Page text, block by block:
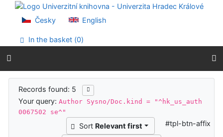
Go to content
Go to menu
Accessibility declaration
Česky English
In the basket (0)
Search results
Records found: 5
Your query:Author Sysno/Doc.kind = "^hk_us_auth
0067502 se^"
Sort Relevant first #tpl-btn-affix